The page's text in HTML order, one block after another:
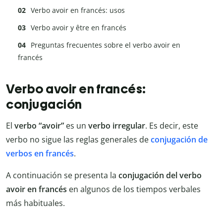
Verbo avoir en francés: usos
Verbo avoir y être en francés
Preguntas frecuentes sobre el verbo avoir en
francés
Verbo avoir en francés:
conjugación
El verbo “avoir” es un verbo irregular. Es decir, este
verbo no sigue las reglas generales deconjugación de
verbos en francés.
A continuación se presenta la conjugación del verbo
avoir en francés en algunos de los tiempos verbales
más habituales.